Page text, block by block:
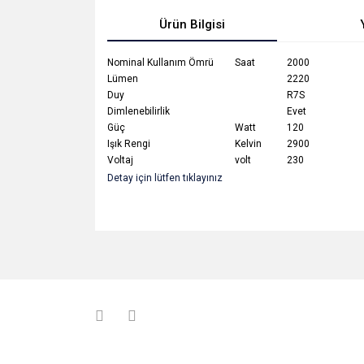
Ürün Bilgisi
Nominal Kullanım Ömrü Saat
2000
Lümen
2220
Duy
R7S
Dimlenebilirlik
Evet
Güç
Watt
120
Işık Rengi
Kelvin
2900
Voltaj
volt
230
Detay için lütfen tıklayınız